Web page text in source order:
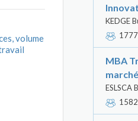
volume
KEDGE
MBA
marché
ESLSCA